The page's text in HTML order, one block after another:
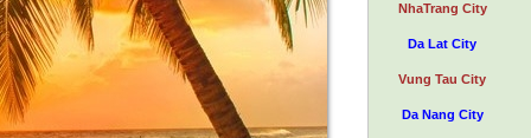
NhaTrang City
Da Lat City
Vung Tau City
Da Nang City